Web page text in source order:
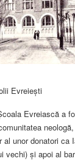
Evreiești
Evreiască a
al unor donatori ca
vechi) și apoi al